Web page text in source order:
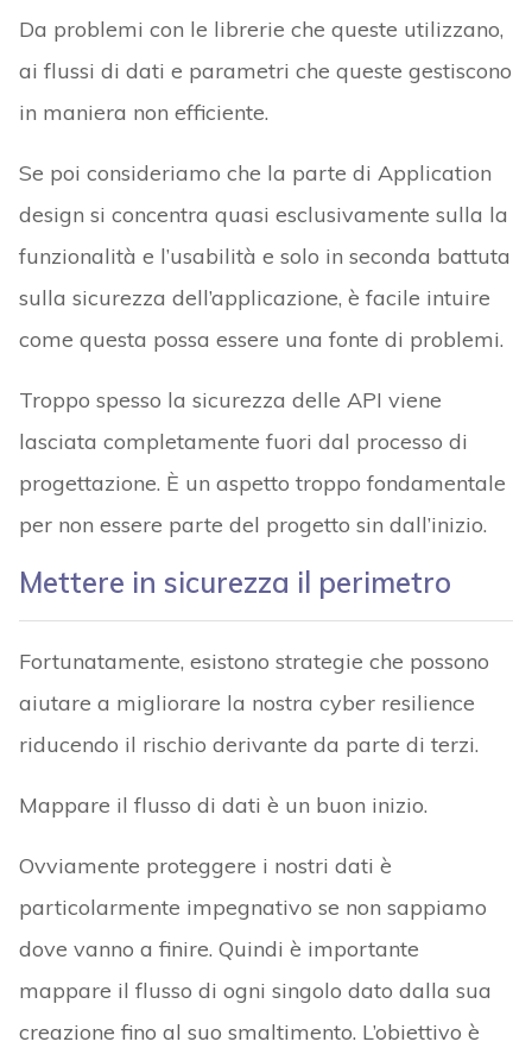
Da problemi con le librerie che queste utilizzano,
ai flussi di dati e parametri che queste gestiscono
in maniera non efficiente.
Se poi consideriamo che la parte di Application
design si concentra quasi esclusivamente sulla la
funzionalità e l’usabilità e solo in seconda battuta
sulla sicurezza dell’applicazione, è facile intuire
come questa possa essere una fonte di problemi.
Troppo spesso la sicurezza delle API viene
lasciata completamente fuori dal processo di
progettazione. È un aspetto troppo fondamentale
per non essere parte del progetto sin dall’inizio.
Mettere in sicurezza il perimetro
Fortunatamente, esistono strategie che possono
aiutare a migliorare la nostra cyber resilience
riducendo il rischio derivante da parte di terzi.
Mappare il flusso di dati è un buon inizio.
Ovviamente proteggere i nostri dati è
particolarmente impegnativo se non sappiamo
dove vanno a finire. Quindi è importante
mappare il flusso di ogni singolo dato dalla sua
creazione fino al suo smaltimento. L’obiettivo è